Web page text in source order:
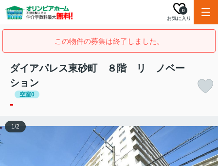
お気に入り
0
この物件の募集は終了しました。
ダイアパレス東砂町 ８階 リ ノベー
ション
空室0
-
1/2